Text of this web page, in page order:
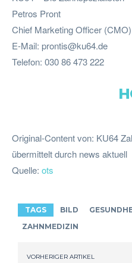
Petros Pront
Chief Marketing Officer (CMO)
E-Mail: prontis@ku64.de
Telefon: 030 86 473 222
Original-Content von: KU64
übermittelt durch news aktuell
Quelle: ots
TAGS BILD
ZAHNMEDIZIN
VORHERIGER ARTIKEL